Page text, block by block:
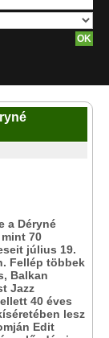
a Déryné
70
július 19.
Fellép többek
Balkan
Jazz
40 éves
lesz
Edit